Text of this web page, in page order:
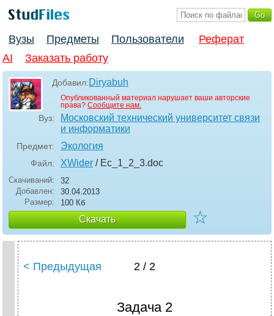
Вузы Предметы Пользователи
Реферат
AI
Заказать работу
Добавил:Diryabuh
Опубликованный материал нарушает ваши авторские
права? Сообщите нам.
Вуз:
Московский технический университет связи
и информатики
Предмет: Экология
Файл: XWider / Ec_1_2_3.doc
Скачиваний:
32
Добавлен:
30.04.2013
Размер:
100 Кб
Скачать ☆
< Предыдущая 2 / 2
Задача 2